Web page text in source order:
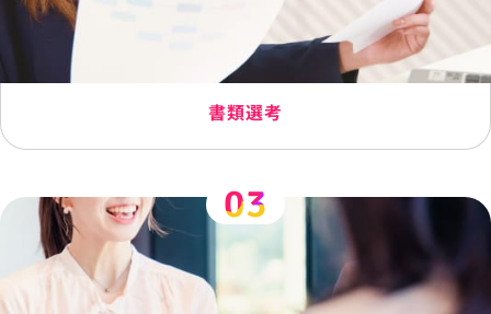
書類選考
03